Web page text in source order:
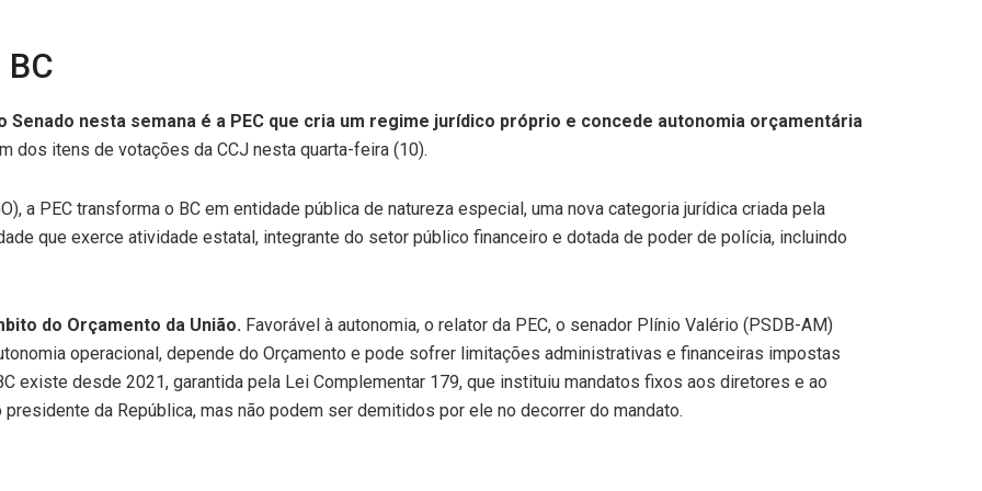
nesta semana é a PEC que cria um regime jurídico próprio e concede autonomia orçamentária
dos itens de votações da CCJ nesta quarta-feira (10).
a PEC transforma o BC em entidade pública de natureza especial, uma nova categoria jurídica criada pela
que exerce atividade estatal, integrante do setor público financeiro e dotada de poder de polícia, incluindo
do Orçamento da União. Favorável à autonomia, o relator da PEC, o senador Plínio Valério (PSDB-AM)
operacional, depende do Orçamento e pode sofrer limitações administrativas e financeiras impostas
existe desde 2021, garantida pela Lei Complementar 179, que instituiu mandatos fixos aos diretores e ao
da República, mas não podem ser demitidos por ele no decorrer do mandato.